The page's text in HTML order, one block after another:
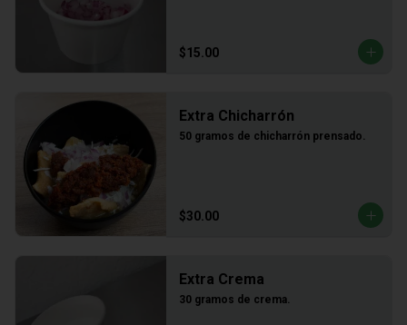
$15.00
Extra Chicharrón
50 gramos de chicharrón prensado.
$30.00
Extra Crema
30 gramos de crema.